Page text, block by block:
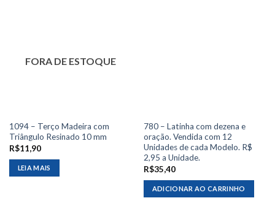
FORA DE ESTOQUE
1094 – Terço Madeira com
Triângulo Resinado 10 mm
R$11,90
LEIA MAIS
780 – Latinha com dezena e
oração. Vendida com 12
Unidades de cada Modelo. R$
2,95 a Unidade.
R$35,40
ADICIONAR AO CARRINHO